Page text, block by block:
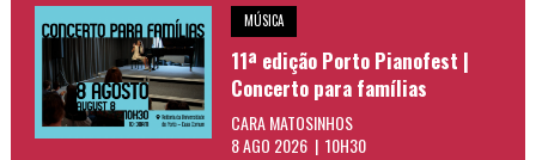
MÚSICA
11ª edição Porto Pianofest |
Concerto para famílias
CARA MATOSINHOS
8 AGO 2026 | 10H30